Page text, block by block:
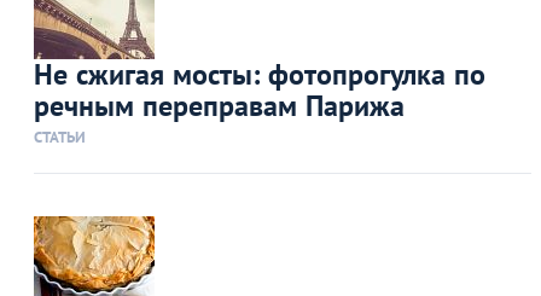
Не сжигая мосты: фотопрогулка по
речным переправам Парижа
СТАТЬИ